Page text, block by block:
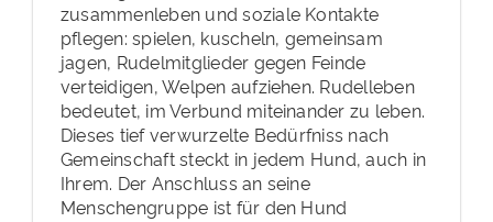
zusammenleben und soziale Kontakte
pflegen: spielen, kuscheln, gemeinsam
jagen, Rudelmitglieder gegen Feinde
verteidigen, Welpen aufziehen. Rudelleben
bedeutet, im Verbund miteinander zu leben.
Dieses tief verwurzelte Bedürfniss nach
Gemeinschaft steckt in jedem Hund, auch in
Ihrem. Der Anschluss an seine
Menschengruppe ist für den Hund